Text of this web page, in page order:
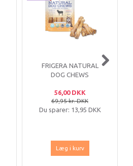
FRIGERA NATURAL
DOG CHEWS
STK
56,00 DKK
69,95 kr. DKK
Du sparer: 13,95 DKK
Læg i kurv